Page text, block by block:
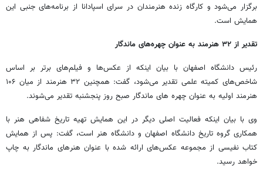
برگزار می‌شود و کارگاه زنده هنرمندان در سرای اسپادانا از برنامه‌های جنبی این
همایش است.
تقدیر از ۳۲ هنرمند به عنوان چهره‌های ماندگار
رئیس دانشگاه اصفهان با بیان اینكه از عکس‌ها و فیلم‌های برتر بر اساس
شاخص‌های کمیته علمی تقدیر می‌شود، گفت: همچنین ۳۲ هنرمند از میان ۱۰۶
هنرمند اولیه به عنوان چهره های ماندگار صبح روز پنجشنبه تقدیر می‌شوند.
وی با بیان اینكه فعالیت اصلی دیگر در این همایش تهیه تاریخ شفاهی هنر با
همکاری گروه تاریخ دانشگاه اصفهان و دانشگاه هنر است، گفت: پس از همایش
کتاب نفیسی از مجموعه عکس‌های ارائه شده با عنوان هنرهای ماندگار به چاپ
خواهد رسید.